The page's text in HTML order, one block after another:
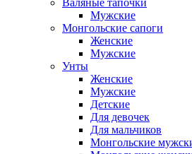
Валяные тапочки
Мужские
Монгольские сапоги
Женские
Мужские
Унты
Женские
Мужские
Детские
Для девочек
Для мальчиков
Монгольские